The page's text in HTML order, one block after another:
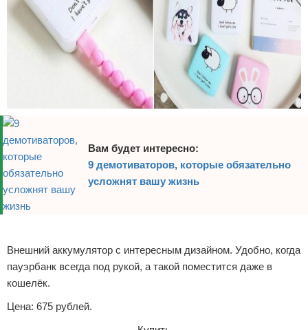
Вам будет интересно:
9 демотиваторов, которые обязательно
усложнят вашу жизнь
Внешний аккумулятор с интересным дизайном. Удобно, когда
пауэрбанк всегда под рукой, а такой поместится даже в
кошелёк.
Цена: 675 рублей.